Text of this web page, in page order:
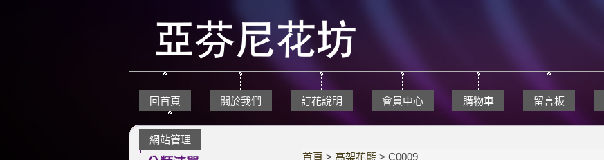
回首頁 關於我們 訂花說明 會員中心 購物車 留言板
網站管理
首頁 >高架花籃 > C0009